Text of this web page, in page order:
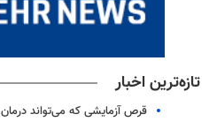
تازه‌ترین اخبار
قرص آزمایشی که می‌تواند درمان HIV را متحول کند